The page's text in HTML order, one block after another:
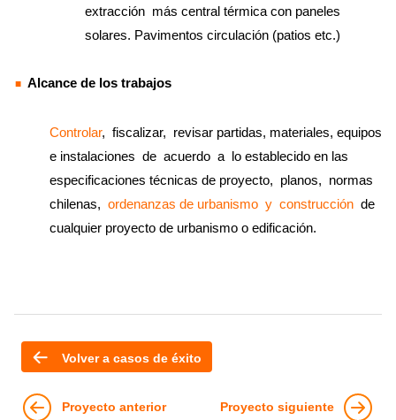
extracción más central térmica con paneles
solares. Pavimentos circulación (patios etc.)
Alcance de los trabajos
Controlar, fiscalizar, revisar partidas, materiales, equipos
e instalaciones de acuerdo a lo establecido en las
especificaciones técnicas de proyecto, planos, normas
chilenas, ordenanzas de urbanismo y construcción de
cualquier proyecto de urbanismo o edificación.
Volver a casos de éxito
Proyecto anterior Proyecto siguiente